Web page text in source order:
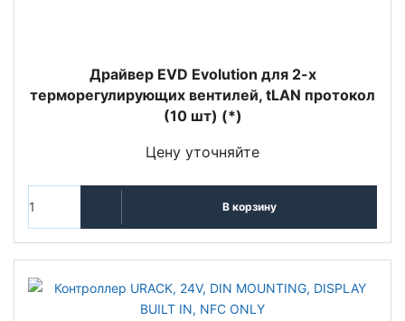
Драйвер EVD Evolution для 2-х
терморегулирующих вентилей, tLAN протокол
(10 шт) (*)
Цену уточняйте
В корзину